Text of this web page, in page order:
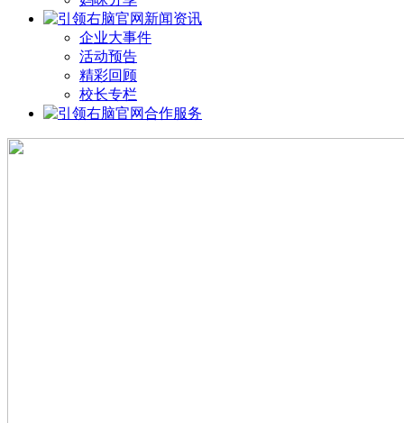
新闻资讯
企业大事件
活动预告
精彩回顾
校长专栏
合作服务